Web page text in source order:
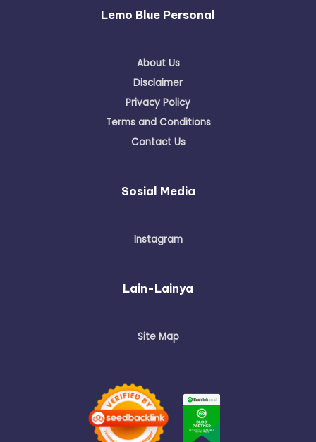
Lemo Blue Personal
About Us
Disclaimer
Privacy Policy
Terms and Conditions
Contact Us
Sosial Media
Instagram
Lain-Lainya
Site Map